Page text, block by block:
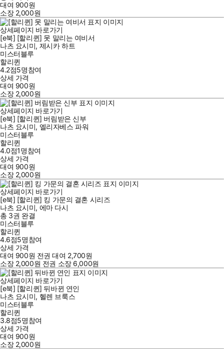
대여 900원
소장 2,000원
상세페이지 바로가기
[e북] [할리퀸] 못 말리는 여비서
나츠 요시미, 제시카 하트
미스터블루
할리퀸
4.2점5명참여
상세 가격
대여 900원
소장 2,000원
상세페이지 바로가기
[e북] [할리퀸] 버림받은 신부
나츠 요시미, 엘리자베스 파워
미스터블루
할리퀸
4.0점1명참여
상세 가격
대여 900원
소장 2,000원
상세페이지 바로가기
[e북] [할리퀸] 킹 가문의 결혼 시리즈
나츠 요시미, 에마 다시
총 3권 완결
미스터블루
할리퀸
4.6점5명참여
상세 가격
대여 900원 전권 대여 2,700원
소장 2,000원 전권 소장 6,000원
상세페이지 바로가기
[e북] [할리퀸] 뒤바뀐 연인
나츠 요시미, 헬렌 브룩스
미스터블루
할리퀸
3.8점5명참여
상세 가격
대여 900원
소장 2,000원